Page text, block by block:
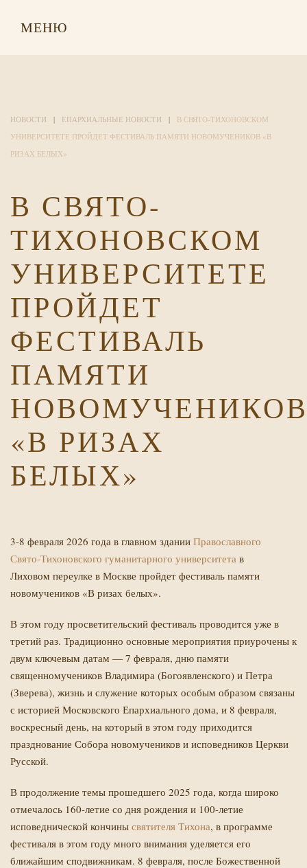
МЕНЮ
НОВОСТИ ЕПАРХИАЛЬНЫЕ НОВОСТИ
В СВЯТО-ТИХОНОВСКОМ
УНИВЕРСИТЕТЕ ПРОЙДЕТ ФЕСТИВАЛЬ ПАМЯТИ НОВОМУЧЕНИКОВ «В
РИЗАХ БЕЛЫХ»
В СВЯТО-
ТИХОНОВСКОМ
УНИВЕРСИТЕТЕ
ПРОЙДЕТ
ФЕСТИВАЛЬ
ПАМЯТИ
«В РИЗАХ
БЕЛЫХ»
3-8 февраля 2026 года в главном здании Православного
Свято-Тихоновского гуманитарного университета в
Лиховом переулке в Москве пройдет фестиваль памяти
новомучеников «В ризах белых».
В этом году просветительский фестиваль проводится уже в
третий раз. Традиционно основные мероприятия приурочены к
двум ключевым датам — 7 февраля, дню памяти
священномучеников Владимира (Богоявленского) и Петра
(Зверева), жизнь и служение которых особым образом связаны
с историей Московского Епархиального дома, и 8 февраля,
воскресный день, на который в этом году приходится
празднование Собора новомучеников и исповедников Церкви
Русской.
В продолжение темы прошедшего 2025 года, когда широко
отмечалось 160-летие со дня рождения и 100-летие
исповеднической кончины святителя Тихона, в программе
фестиваля в этом году много внимания уделяется его
ближайшим сподвижникам. 8 февраля, после Божественной